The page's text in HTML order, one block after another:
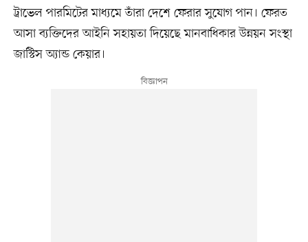
ট্রাভেল পারমিটের মাধ্যমে তাঁরা দেশে ফেরার সুযোগ পান। ফেরত
আসা ব্যক্তিদের আইনি সহায়তা দিয়েছে মানবাধিকার উন্নয়ন সংস্থা
জাস্টিস অ্যান্ড কেয়ার।